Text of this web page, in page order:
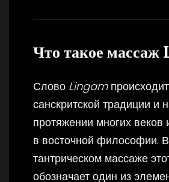
Что такое массаж
Слово Lingam
санскритской традиции и
протяжении многих веков
в восточной философии. В
тантрическом массаже
обозначает один из